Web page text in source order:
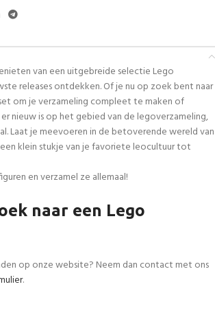
van een uitgebreide selectie Lego
releases ontdekken. Of je nu op zoek bent naar
om je verzameling compleet te maken of
nieuw is op het gebied van de legoverzameling,
Laat je meevoeren in de betoverende wereld van
klein stukje van je favoriete leocultuur tot
en verzamel ze allemaal!
naar een Lego
op onze website? Neem dan contact met ons
.